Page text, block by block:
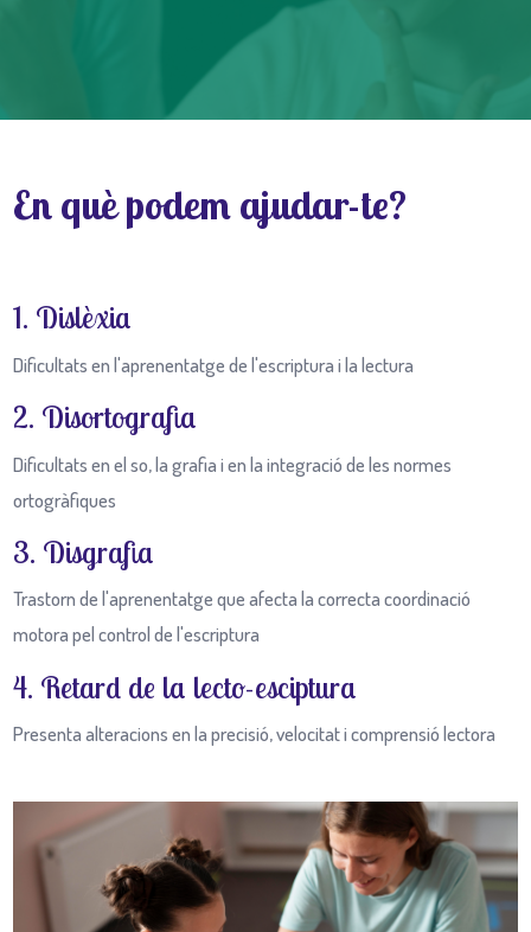
En què podem ajudar-te?
1. Dislèxia
Dificultats en l'aprenentatge de l'escriptura i la lectura
2. Disortografia
Dificultats en el so, la grafia i en la integració de les normes
ortogràfiques
3. Disgrafia
Trastorn de l'aprenentatge que afecta la correcta coordinació
motora pel control de l'escriptura
4. Retard de la lecto-esciptura
Presenta alteracions en la precisió, velocitat i comprensió lectora